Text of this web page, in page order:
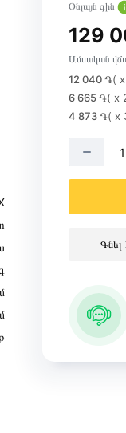
Օնլայն գին
129
Ամսական
12 040 ֏(
6 665 ֏( x
4 873 ֏( x